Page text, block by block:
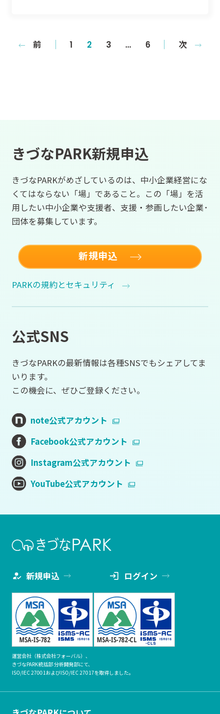
前 1 2 3 … 6 次
きづなPARK新規申込
きづなPARKがめざしているのは、中小企業経営にな
くてはならない「場」であること。この「場」を活
用したい中小企業や支援者、支援・参画したい企業･
団体を募集しています。
新規申込
PARKの規約とセキュリティ
公式SNS
きづなPARKの最新情報は各種SNSでもシェアしてま
いります。
この機会に、ぜひご登録ください。
note公式アカウント
Facebook公式アカウント
Instagram公式アカウント
YouTube公式アカウント
新規申込 ログイン
運営会社（株式会社フォーバル）、
きづなPARK統括部 分析開発部にて、
ISO/IEC 27001およびISO/IEC 27017を取得しました。